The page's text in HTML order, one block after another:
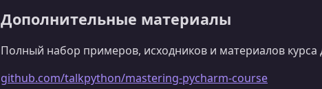
Дополнительные материалы
Полный набор примеров, исходников и материалов курса
github.com/talkpython/mastering-pycharm-course